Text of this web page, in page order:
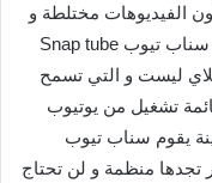
الفيديوهات مختلطة و
قد تنسى بهده الطريقة فيديو أو إثنين, فإن سناب تيوب Snap tube
ليست و التي تسمح
تشغيل من يوتيوب
يقوم سناب تيوب
تجدها منظمة و لن تحتاج